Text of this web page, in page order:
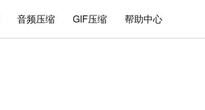
音频压缩 GIF压缩 帮助中心